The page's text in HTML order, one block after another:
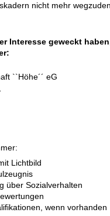
nicht mehr
Interesse geweckt
``Höhe´´ eG
Lichtbild
über Sozialverhalten
wenn vorhanden